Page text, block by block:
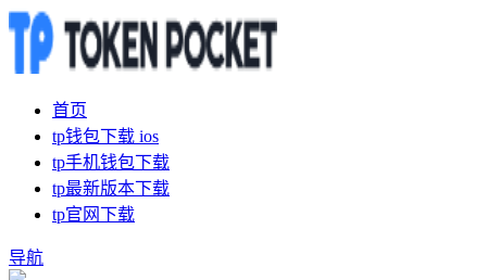
首页
tp钱包下载 ios
tp手机钱包下载
tp最新版本下载
tp官网下载
导航